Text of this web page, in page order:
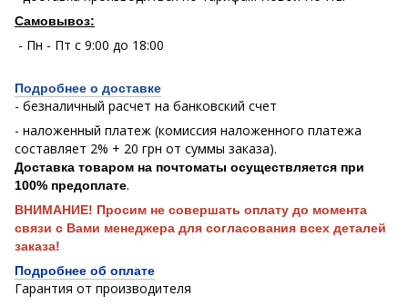
Самовывоз:
- Пн - Пт с 9:00 до 18:00
Подробнее о доставке
- безналичный расчет на банковский счет
- наложенный платеж (комиссия наложенного платежа
составляет 2% + 20 грн от суммы заказа).
Доставка товаром на почтоматы осуществляется при
100% предоплате.
ВНИМАНИЕ! Просим не совершать оплату до момента
связи с Вами менеджера для согласования всех деталей
заказа!
Подробнее об оплате
Гарантия от производителя